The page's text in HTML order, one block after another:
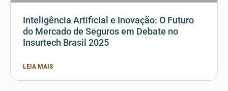
Inteligência Artificial e Inovação: O Futuro
do Mercado de Seguros em Debate no
Insurtech Brasil 2025
LEIA MAIS